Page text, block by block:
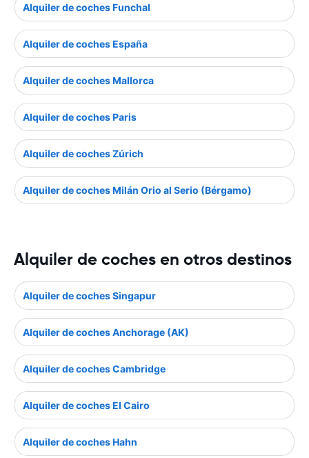
Alquiler de coches Funchal
Alquiler de coches España
Alquiler de coches Mallorca
Alquiler de coches Paris
Alquiler de coches Zúrich
Alquiler de coches Milán Orio al Serio (Bérgamo)
Alquiler de coches en otros destinos
Alquiler de coches Singapur
Alquiler de coches Anchorage (AK)
Alquiler de coches Cambridge
Alquiler de coches El Cairo
Alquiler de coches Hahn